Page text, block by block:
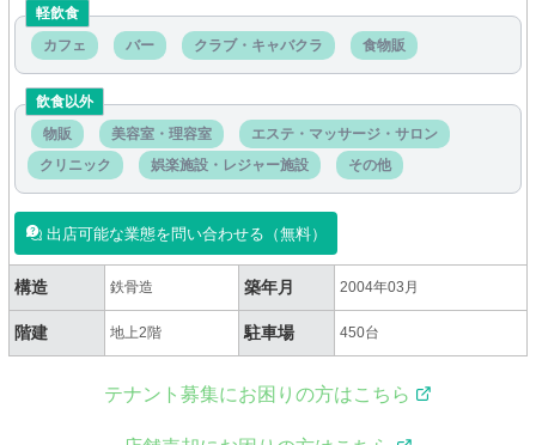
軽飲食
カフェ
バー クラブ・キャバクラ 食物販
飲食以外
物販
美容室・理容室
エステ・マッサージ・サロン
クリニック
娯楽施設・レジャー施設 その他
出店可能な業態を問い合わせる（無料）
構造 鉄骨造 築年月 2004年03月
階建 地上2階 駐車場 450台
テナント募集にお困りの方はこちら